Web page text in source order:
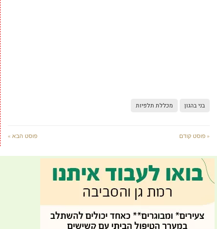
בני בהגון מכללת תלפיות
« פוסט קודם פוסט הבא »